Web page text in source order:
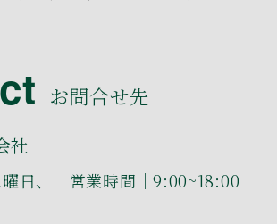
お問合せ先
社
曜日、 営業時間｜9:00~18:00